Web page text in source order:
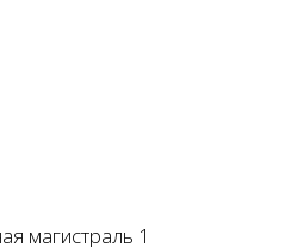
магистраль 1